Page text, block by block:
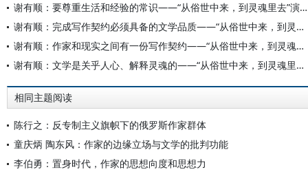
谢有顺：要尊重生活和经验的常识——“从俗世中来，到灵魂里去”演讲（四）
谢有顺：完成写作契约必须具备的文学品质——“从俗世中来，到灵魂里去”演讲（三）
谢有顺：作家和现实之间有一份写作契约——“从俗世中来，到灵魂里去”演讲（二）
谢有顺：文学是关乎人心、解释灵魂的——“从俗世中来，到灵魂里去”演讲（一）
相同主题阅读
陈行之：反专制主义旗帜下的俄罗斯作家群体
童庆炳 陶东风：作家的边缘立场与文学的批判功能
李伯勇：置身时代，作家的思想向度和思想力